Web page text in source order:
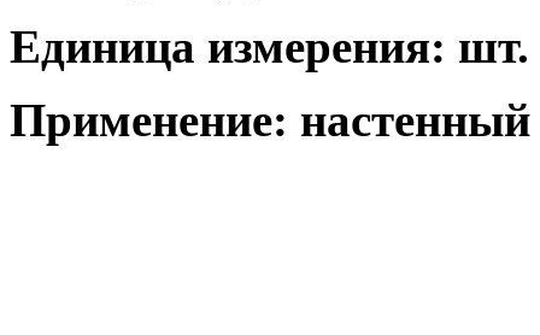
Единица измерения: шт.
Применение: настенный